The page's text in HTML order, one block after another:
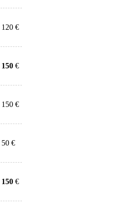
120 €
150 €
150 €
50 €
150 €